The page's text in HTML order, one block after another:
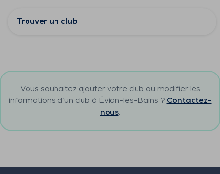
Trouver un club
Vous souhaitez ajouter votre club ou modifier les
informations d’un club à Évian-les-Bains ? Contactez-
nous.